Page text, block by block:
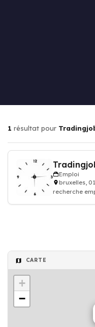
1 résultat pour
Emploi
bruxelles,
recherche
CARTE
+
−